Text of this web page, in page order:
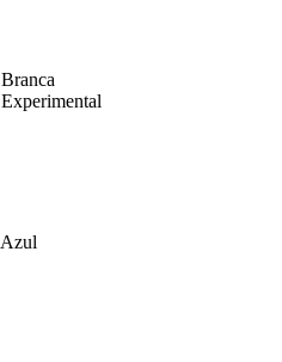
Branca
Experimental
Azul